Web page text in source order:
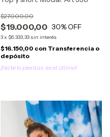
$19.000,00
$27.000,00
30% OFF
3x $6.333,33 sin interés
$16.150,00 con Transferencia o
depósito
¡No te lo pierdas, es el último!